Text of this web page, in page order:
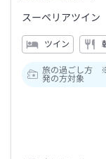
スーペリアツイ
ツイン
旅の過ごし方
発の方対象